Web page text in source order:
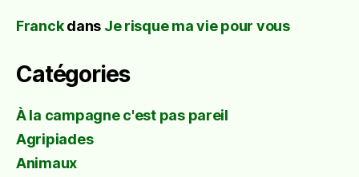
Franckdans Je risque ma vie pour vous
Catégories
À la campagne c'est pas pareil
Agripiades
Animaux